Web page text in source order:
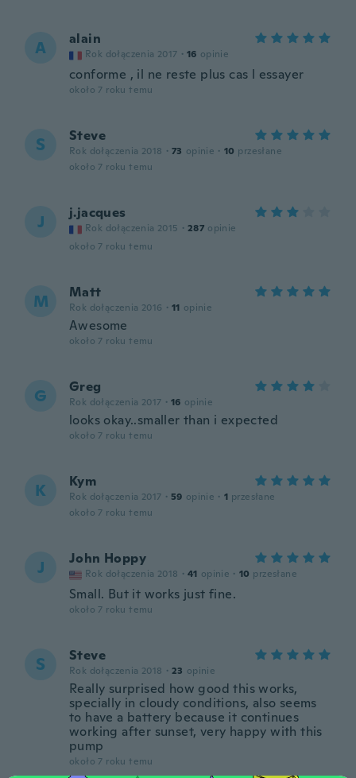
A alain
Rok dołączenia 2017 · 16 opinie
conforme , il ne reste plus cas l essayer
około 7 roku temu
S Steve
Rok dołączenia 2018 · 73 opinie · 10 przesłane
około 7 roku temu
J j.jacques
Rok dołączenia 2015 · 287 opinie
około 7 roku temu
M Matt
Rok dołączenia 2016 · 11 opinie
Awesome
około 7 roku temu
G Greg
Rok dołączenia 2017 · 16 opinie
looks okay..smaller than i expected
około 7 roku temu
K Kym
Rok dołączenia 2017 · 59 opinie · 1 przesłane
około 7 roku temu
J John Hoppy
Rok dołączenia 2018 · 41 opinie · 10 przesłane
Small. But it works just fine.
około 7 roku temu
S Steve
Rok dołączenia 2018 · 23 opinie
Really surprised how good this works,
specially in cloudy conditions, also seems
to have a battery because it continues
working after sunset, very happy with this
pump
około 7 roku temu